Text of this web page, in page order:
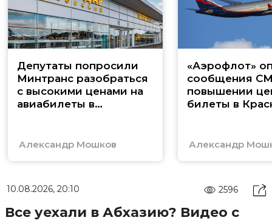
Депутаты попросили
Минтранс разобраться
с высокими ценами на
авиабилеты в
Александр Мошков
«Аэрофлот»
сообщения
повышении
билеты в
Александр
10.08.2026, 20:10 2596
Все уехали в Абхазию? Видео с